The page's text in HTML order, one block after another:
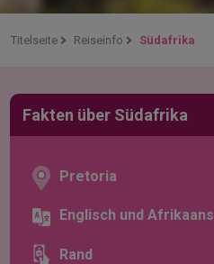
Titelseite Reiseinfo Südafrika
Fakten über Südafrika
Pretoria
Englisch und Afrikaans
Rand